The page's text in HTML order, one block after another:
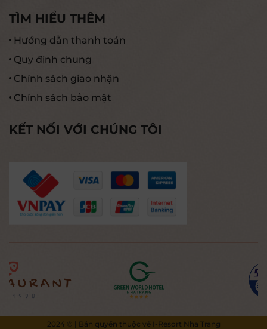
TÌM HIỂU THÊM
Hướng dẫn thanh toán
Quy định chung
Chính sách giao nhận
Chính sách bảo mật
KẾT NỐI VỚI CHÚNG TÔI
2024 © | Bản quyền thuộc về I-Resort Nha Trang